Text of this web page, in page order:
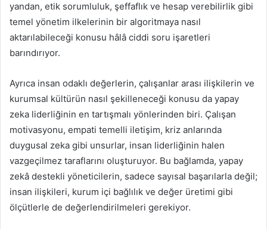
yandan, etik sorumluluk, şeffaflık ve hesap verebilirlik gibi
temel yönetim ilkelerinin bir algoritmaya nasıl
aktarılabileceği konusu hâlâ ciddi soru işaretleri
barındırıyor.
Ayrıca insan odaklı değerlerin, çalışanlar arası ilişkilerin ve
kurumsal kültürün nasıl şekilleneceği konusu da yapay
zeka liderliğinin en tartışmalı yönlerinden biri. Çalışan
motivasyonu, empati temelli iletişim, kriz anlarında
duygusal zeka gibi unsurlar, insan liderliğinin halen
vazgeçilmez taraflarını oluşturuyor. Bu bağlamda, yapay
zekâ destekli yöneticilerin, sadece sayısal başarılarla değil;
insan ilişkileri, kurum içi bağlılık ve değer üretimi gibi
ölçütlerle de değerlendirilmeleri gerekiyor.